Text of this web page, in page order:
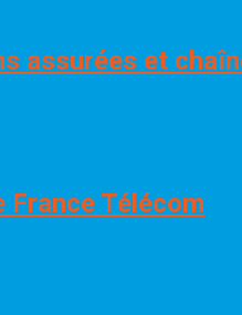
assurées et
France Télécom